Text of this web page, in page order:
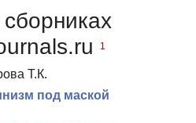
1
Т.К.
под маской